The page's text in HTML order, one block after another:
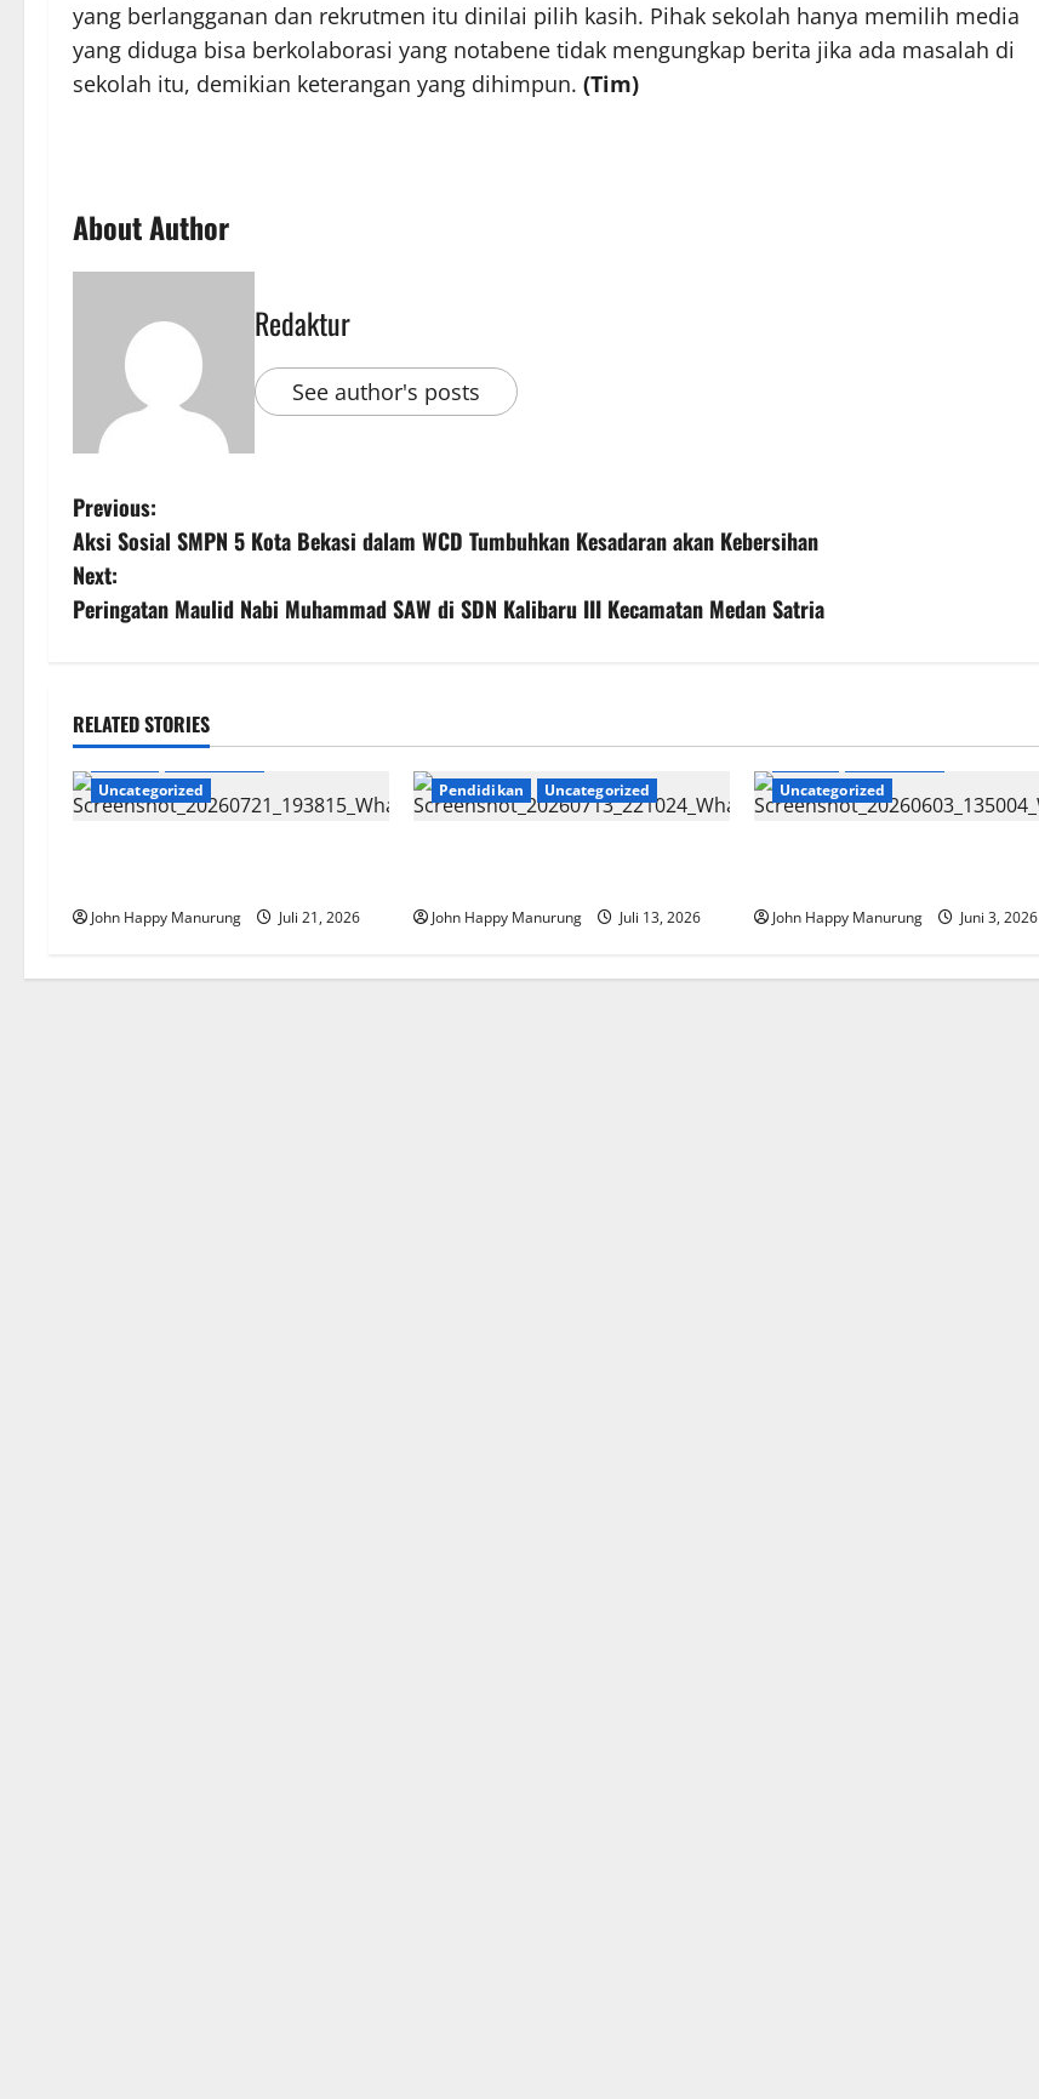
yang berlangganan dan rekrutmen itu dinilai pilih kasih. Pihak sekolah hanya memilih media
yang diduga bisa berkolaborasi yang notabene tidak mengungkap berita jika ada masalah di
sekolah itu, demikian keterangan yang dihimpun. (Tim)
About Author
Redaktur
See author's posts
Previous:
Aksi Sosial SMPN 5 Kota Bekasi dalam WCD Tumbuhkan Kesadaran akan Kebersihan
Next:
Peringatan Maulid Nabi Muhammad SAW di SDN Kalibaru III Kecamatan Medan Satria
RELATED STORIES
Uncategorized
John Happy Manurung Juli 21, 2026
Pendidikan Uncategorized
John Happy Manurung Juli 13, 2026
Uncategorized
John Happy Manurung Juni 3, 2026